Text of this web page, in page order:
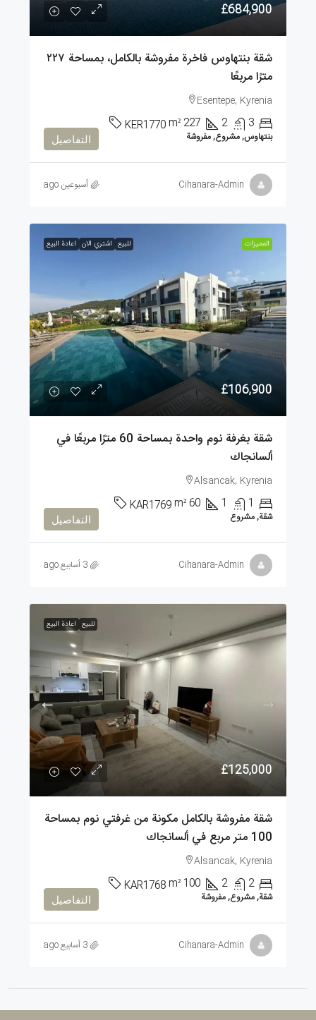
£684,900
شقة بنتهاوس فاخرة مفروشة بالكامل، بمساحة ٢٢٧
مترًا مربعًا
Esentepe, Kyrenia
3
2
227
m²
KER1770
بنتهاوس, مشروع, مفروشة التفاصيل
Cihanara-Admin أسبوعين ago
الممیزات للبيع اشتري الان اعادة البيع
£106,900
شقة بغرفة نوم واحدة بمساحة 60 مترًا مربعًا في
ألسانجاك
Alsancak, Kyrenia
1
1
60
m²
KAR1769
شقة, مشروع التفاصيل
Cihanara-Admin 3 أسابيع ago
للبيع اعادة البيع
£125,000
شقة مفروشة بالكامل مكونة من غرفتي نوم بمساحة
100 متر مربع في ألسانجاك
Alsancak, Kyrenia
2
2
100
m²
KAR1768
شقة, مشروع, مفروشة التفاصيل
Cihanara-Admin 3 أسابيع ago